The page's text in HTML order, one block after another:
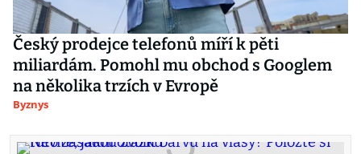
Český prodejce telefonů míří k pěti
miliardám. Pomohl mu obchod s Googlem
na několika trzích v Evropě
Byznys